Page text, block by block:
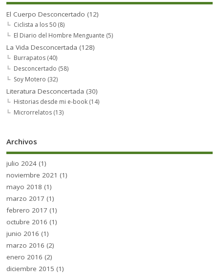
El Cuerpo Desconcertado (12)
Ciclista a los 50 (8)
El Diario del Hombre Menguante (5)
La Vida Desconcertada (128)
Burrapatos (40)
Desconcertado (58)
Soy Motero (32)
Literatura Desconcertada (30)
Historias desde mi e-book (14)
Microrrelatos (13)
Archivos
julio 2024 (1)
noviembre 2021 (1)
mayo 2018 (1)
marzo 2017 (1)
febrero 2017 (1)
octubre 2016 (1)
junio 2016 (1)
marzo 2016 (2)
enero 2016 (2)
diciembre 2015 (1)